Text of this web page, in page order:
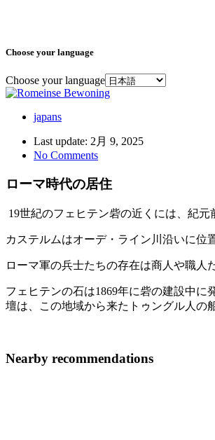
Choose your language
Choose your language
japans
Last update: 2月 9, 2025
No Comments
ローマ時代の居住
19世紀のフェヒテン砦の近くには、紀
カステルムはオーデ・ライン川沿いに位
ローマ軍の兵士たちの存在は商人や職
フェヒテンの石は1869年に砦の建設中
壇は、この地域から来たトゥングル人の
Nearby recommendations